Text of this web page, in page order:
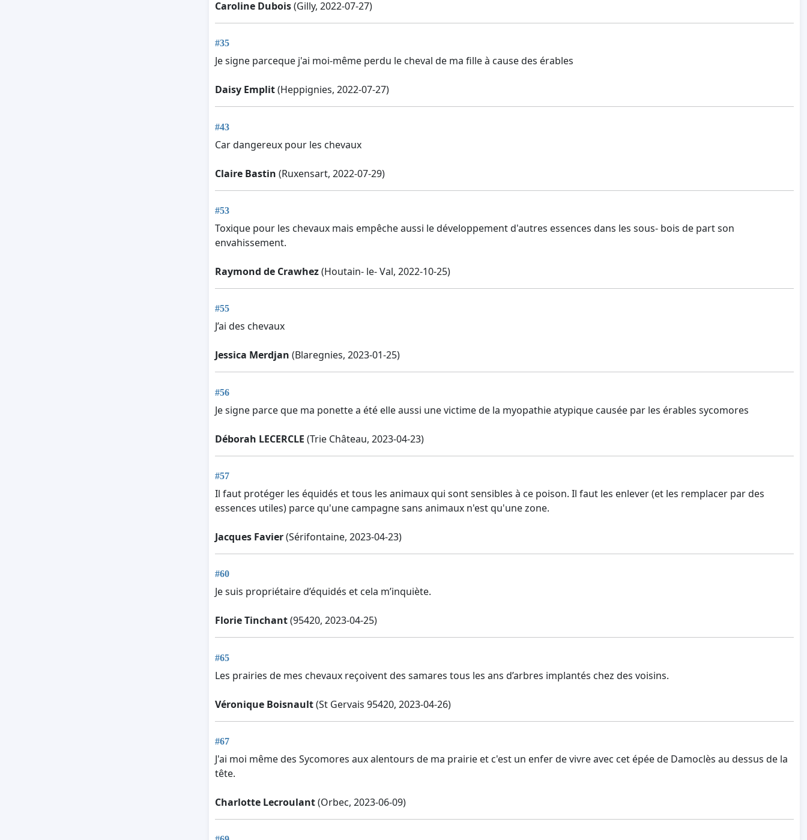
Caroline Dubois(Gilly, 2022-07-27)
#35
Je signe parceque j'ai moi-même perdu le cheval de ma fille à cause des érables
Daisy Emplit(Heppignies, 2022-07-27)
#43
Car dangereux pour les chevaux
Claire Bastin (Ruxensart, 2022-07-29)
#53
Toxique pour les chevaux mais empêche aussi le développement d'autres essences dans les sous- bois de part son
envahissement.
Raymond de Crawhez(Houtain- le- Val, 2022-10-25)
#55
J’ai des chevaux
Jessica Merdjan (Blaregnies, 2023-01-25)
#56
Je signe parce que ma ponette a été elle aussi une victime de la myopathie atypique causée par les érables sycomores
Déborah LECERCLE (Trie Château, 2023-04-23)
#57
Il faut protéger les équidés et tous les animaux qui sont sensibles à ce poison. Il faut les enlever (et les remplacer par des
essences utiles) parce qu'une campagne sans animaux n'est qu'une zone.
Jacques Favier(Sérifontaine, 2023-04-23)
#60
Je suis propriétaire d’équidés et cela m’inquiète.
Florie Tinchant(95420, 2023-04-25)
#65
Les prairies de mes chevaux reçoivent des samares tous les ans d’arbres implantés chez des voisins.
Véronique Boisnault(St Gervais 95420, 2023-04-26)
#67
J'ai moi même des Sycomores aux alentours de ma prairie et c'est un enfer de vivre avec cet épée de Damoclès au dessus de la
tête.
Charlotte Lecroulant(Orbec, 2023-06-09)